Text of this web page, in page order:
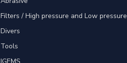
Filters / High pressure and Low pressure
Divers
Tools
IGEMS